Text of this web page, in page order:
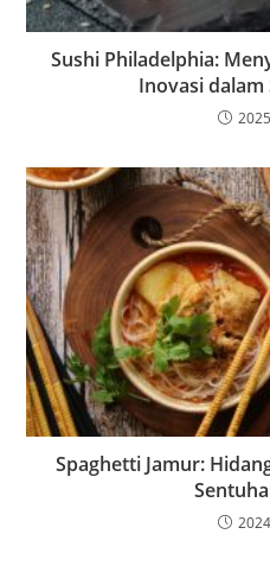
Sushi Philadelphia:
Inovasi dalam
Spaghetti Jamur: